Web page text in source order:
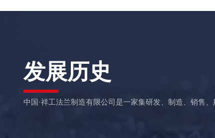
发展历史
中国·祥工法兰制造有限公司是一家集研发、制造、销售